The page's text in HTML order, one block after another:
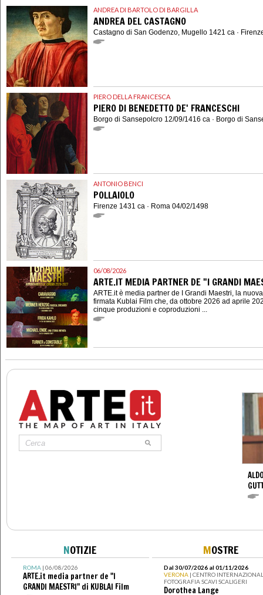
ANDREA DI BARTOLO DI BARGILLA
ANDREA DEL CASTAGNO
Castagno di San Godenzo, Mugello 1421 ca ·
PIERO DELLA FRANCESCA
PIERO DI BENEDETTO DE' FRANCESCHI
Borgo di Sansepolcro 12/09/1416 ca · Borgo di
ANTONIO BENCI
POLLAIOLO
Firenze 1431 ca · Roma 04/02/1498
06/08/2026
ARTE.IT MEDIA PARTNER DE "I GRANDI
ARTE.it è media partner de I Grandi Maestri, la
firmata Kublai Film che, da ottobre 2026 ad aprile
cinque produzioni e coproduzioni ...
NOTIZIE
ROMA| 06/08/2026
ARTE.it media partner de "I
GRANDI MAESTRI" di KUBLAI Film
MOSTRE
Dal 30/07/2026 al 01/11/2026
VERONA | CENTRO
FOTOGRAFIA SCAVI SCALIGERI
Dorothea Lange